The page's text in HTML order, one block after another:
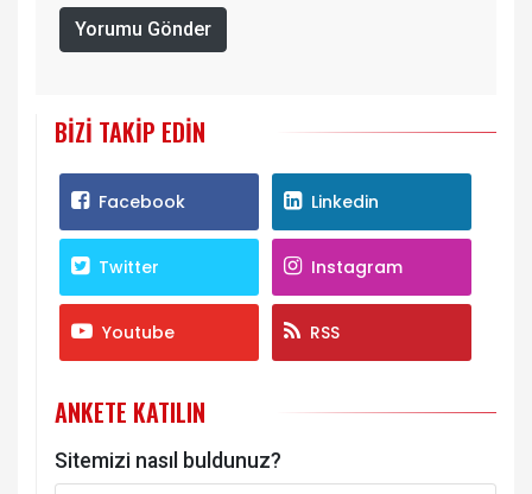
Yorumu Gönder
BIZI TAKIP EDIN
Facebook Linkedin
Twitter Instagram
Youtube RSS
ANKETE KATILIN
Sitemizi nasıl buldunuz?